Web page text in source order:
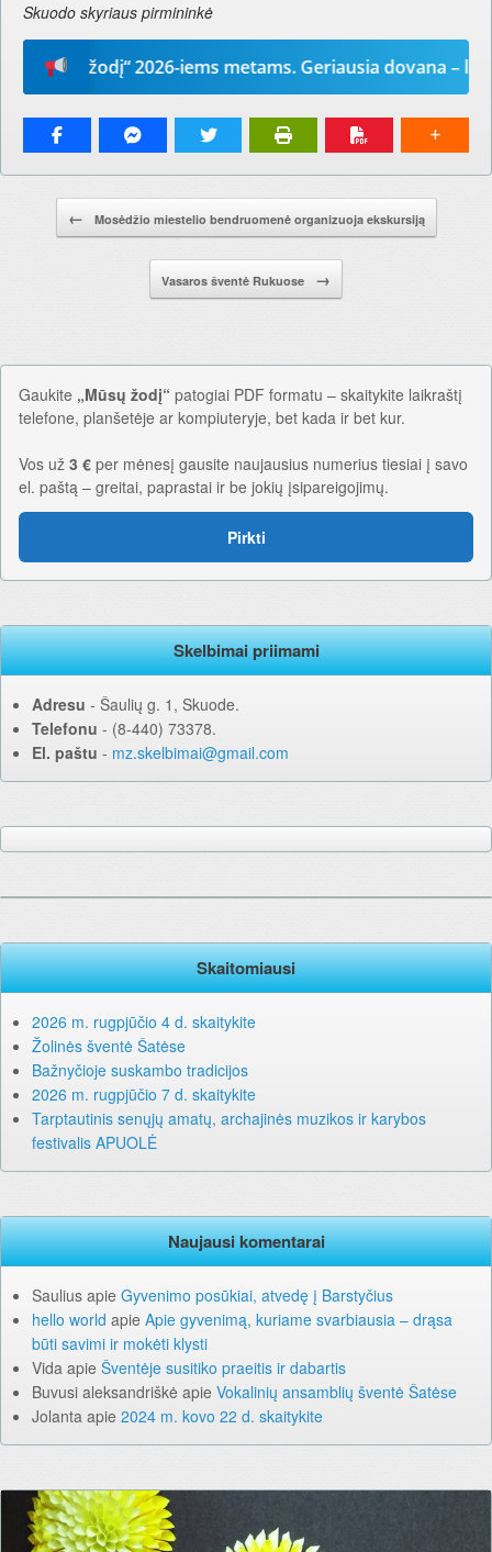
Skuodo skyriaus pirmininkė
žodį“ 2026-iems metams. Geriausia dovana –
Pranešimo navigacija.
← Mosėdžio miestelio bendruomenė organizuoja ekskursiją
Vasaros šventė Rukuose →
Gaukite „Mūsų žodį“ patogiai PDF formatu – skaitykite laikraštį
telefone, planšetėje ar kompiuteryje, bet kada ir bet kur.
Vos už 3 € per mėnesį gausite naujausius numerius tiesiai į savo
el. paštą – greitai, paprastai ir be jokių įsipareigojimų.
Pirkti
Skelbimai priimami
Adresu ‐ Šaulių g. 1, Skuode.
Telefonu ‐ (8-440) 73378.
El. paštu ‐ mz.skelbimai@gmail.com
Skaitomiausi
2026 m. rugpjūčio 4 d. skaitykite
Žolinės šventė Šatėse
Bažnyčioje suskambo tradicijos
2026 m. rugpjūčio 7 d. skaitykite
Tarptautinis senųjų amatų, archajinės muzikos ir karybos
festivalis APUOLĖ
Naujausi komentarai
Saulius apie Gyvenimo posūkiai, atvedę į Barstyčius
hello world apie Apie gyvenimą, kuriame svarbiausia – drąsa
būti savimi ir mokėti klysti
Vida apie Šventėje susitiko praeitis ir dabartis
Buvusi aleksandriškė apie Vokalinių ansamblių šventė Šatėse
Jolanta apie 2024 m. kovo 22 d. skaitykite